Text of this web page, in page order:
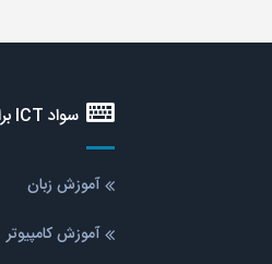
سواد ICT برای دانشجو
آموزش زبان
آموزش کامپیوتر